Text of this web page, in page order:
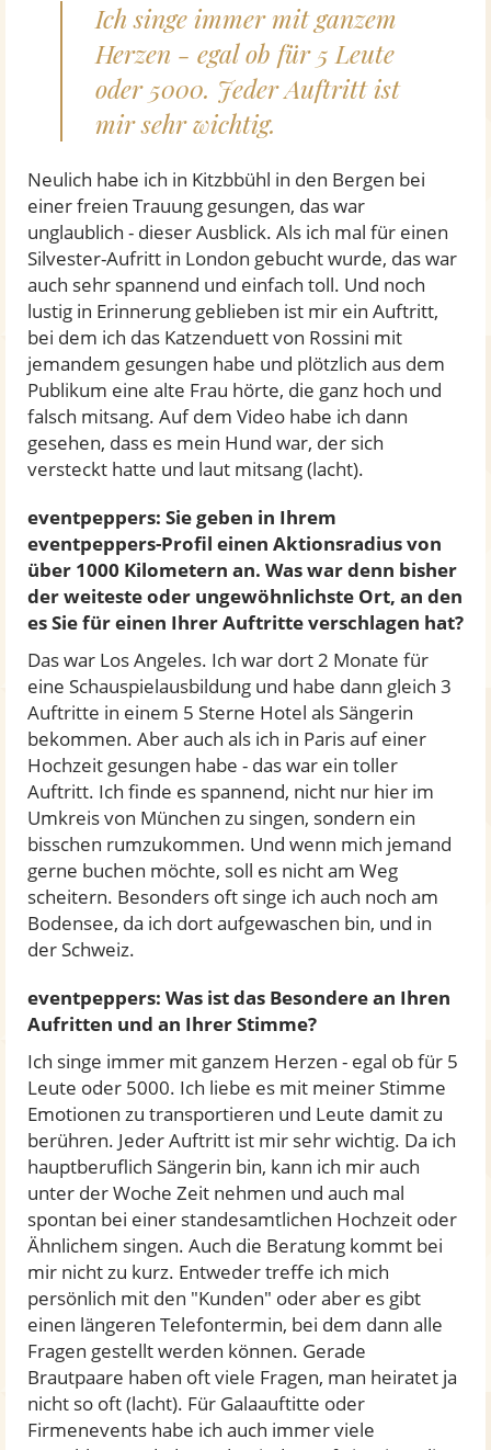
Ich singe immer mit ganzem
Herzen - egal ob für 5 Leute
oder 5000. Jeder Auftritt ist
mir sehr wichtig.
Neulich habe ich in Kitzbbühl in den Bergen bei
einer freien Trauung gesungen, das war
unglaublich - dieser Ausblick. Als ich mal für einen
Silvester-Aufritt in London gebucht wurde, das war
auch sehr spannend und einfach toll. Und noch
lustig in Erinnerung geblieben ist mir ein Auftritt,
bei dem ich das Katzenduett von Rossini mit
jemandem gesungen habe und plötzlich aus dem
Publikum eine alte Frau hörte, die ganz hoch und
falsch mitsang. Auf dem Video habe ich dann
gesehen, dass es mein Hund war, der sich
versteckt hatte und laut mitsang (lacht).
eventpeppers: Sie geben in Ihrem
eventpeppers-Profil einen Aktionsradius von
über 1000 Kilometern an. Was war denn bisher
der weiteste oder ungewöhnlichste Ort, an den
es Sie für einen Ihrer Auftritte verschlagen hat?
Das war Los Angeles. Ich war dort 2 Monate für
eine Schauspielausbildung und habe dann gleich 3
Auftritte in einem 5 Sterne Hotel als Sängerin
bekommen. Aber auch als ich in Paris auf einer
Hochzeit gesungen habe - das war ein toller
Auftritt. Ich finde es spannend, nicht nur hier im
Umkreis von München zu singen, sondern ein
bisschen rumzukommen. Und wenn mich jemand
gerne buchen möchte, soll es nicht am Weg
scheitern. Besonders oft singe ich auch noch am
Bodensee, da ich dort aufgewaschen bin, und in
der Schweiz.
eventpeppers: Was ist das Besondere an Ihren
Aufritten und an Ihrer Stimme?
Ich singe immer mit ganzem Herzen - egal ob für 5
Leute oder 5000. Ich liebe es mit meiner Stimme
Emotionen zu transportieren und Leute damit zu
berühren. Jeder Auftritt ist mir sehr wichtig. Da ich
hauptberuflich Sängerin bin, kann ich mir auch
unter der Woche Zeit nehmen und auch mal
spontan bei einer standesamtlichen Hochzeit oder
Ähnlichem singen. Auch die Beratung kommt bei
mir nicht zu kurz. Entweder treffe ich mich
persönlich mit den "Kunden" oder aber es gibt
einen längeren Telefontermin, bei dem dann alle
Fragen gestellt werden können. Gerade
Brautpaare haben oft viele Fragen, man heiratet ja
nicht so oft (lacht). Für Galaauftitte oder
Firmenevents habe ich auch immer viele